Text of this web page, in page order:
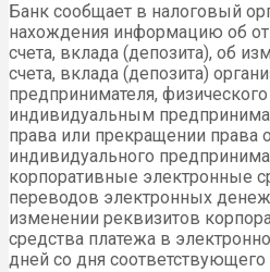
Банк сообщает в налоговый
нахождения информацию об
счета, вклада (депозита), об
счета, вклада (депозита)
предпринимателя,
индивидуальным
права или прекращении права
индивидуального
корпоративные электронные
переводов электронных
изменении реквизитов
средства платежа в
дней со дня соответствующего